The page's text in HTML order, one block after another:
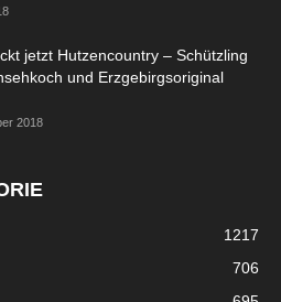
jetzt Hutzencountry – Schützling
und Erzgebirgsoriginal
2018
1217
706